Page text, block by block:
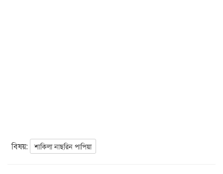
বিষয়: শাকিলা নাছরিন পাপিয়া